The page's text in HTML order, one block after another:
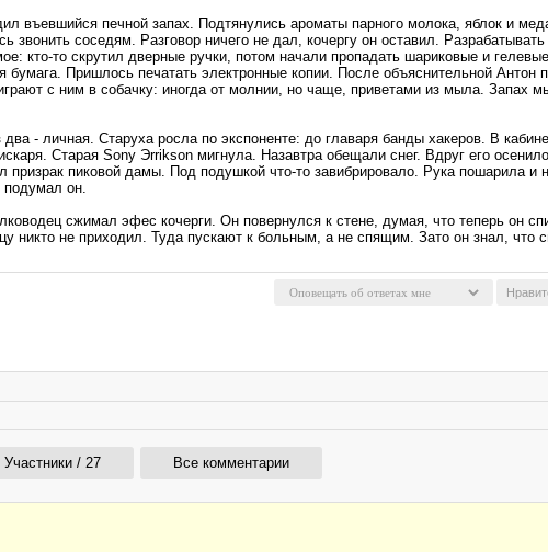
въевшийся печной запах. Подтянулись ароматы парного молока, яблок и
соседям. Разговор ничего не дал, кочергу он оставил.
кто-то скрутил дверные ручки, потом начали пропадать шариковые и
бумага. Пришлось печатать электронные копии. После объяснительной Антон
с ним в собачку: иногда от молнии, но чаще, приветами из мыла. Запах
- личная. Старуха росла по экспоненте: до главаря банды хакеров. В
Старая Sony Эrrikson мигнула. Назавтра обещали снег. Вдруг его
пиковой дамы. Под подушкой что-то завибрировало. Рука пошарила и
он.
сжимал эфес кочерги. Он повернулся к стене, думая, что теперь он
никто не приходил. Туда пускают к больным, а не спящим. Зато он знал, что
Участники / 27 Все комментарии